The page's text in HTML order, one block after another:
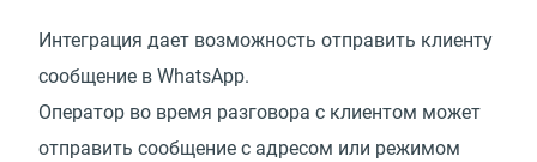
Интеграция дает возможность отправить клиенту
сообщение в WhatsApp.
Оператор во время разговора с клиентом может
отправить сообщение с адресом или режимом